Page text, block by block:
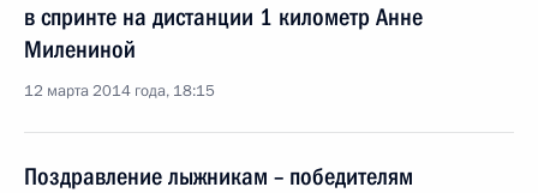
в спринте на дистанции 1 километр Анне
Милениной
12 марта 2014 года, 18:15
Поздравление лыжникам – победителям